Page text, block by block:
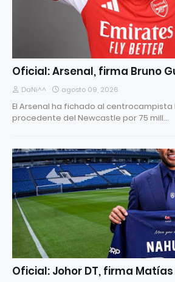
Oficial: Arsenal, firma Bruno
DaNi^^ agosto 09, 2026
El Arsenal ha fichado al centrocampista
procedente del Newcastle por 75 mill…
Oficial: Johor DT, firma